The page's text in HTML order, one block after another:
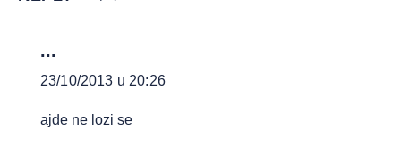
...
23/10/2013 u 20:26
ajde ne lozi se